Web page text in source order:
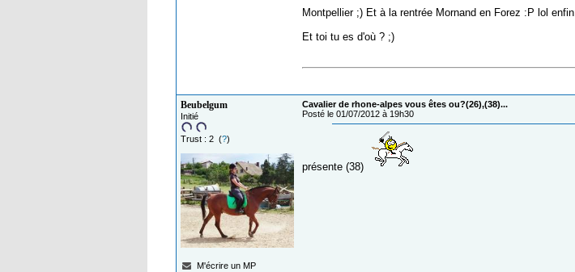
Montpellier ;) Et à la rentrée Mornand en Forez :P lol enfin
Et toi tu es d'où ? ;)
Beubelgum
Initié
Trust : 2 (?)
M'écrire un MP
Cavalier de rhone-alpes vous êtes ou?(26),(38)...
Posté le 01/07/2012 à 19h30
présente (38)